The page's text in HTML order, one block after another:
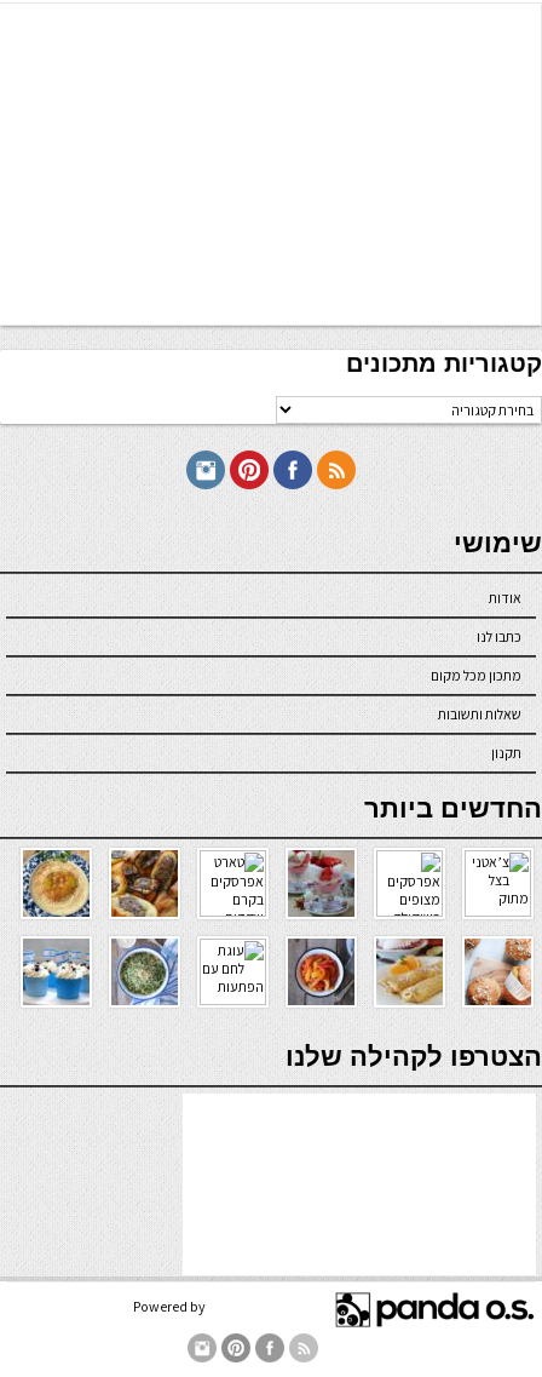
קטגוריות מתכונים
קטגוריות
מתכונים
seriöse online casinos österreich
שימושי
אודות
כתבו לנו
מתכון מכל מקום
שאלות ותשובות
תקנון
online casino
החדשים ביותר
verde casino
הצטרפו לקהילה שלנו
Powered by